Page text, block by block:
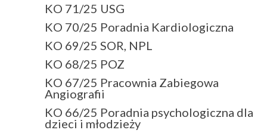
KO 71/25 USG
KO 70/25 Poradnia Kardiologiczna
KO 69/25 SOR, NPL
KO 68/25 POZ
KO 67/25 Pracownia Zabiegowa
Angiografii
KO 66/25 Poradnia psychologiczna dla
dzieci i młodzieży